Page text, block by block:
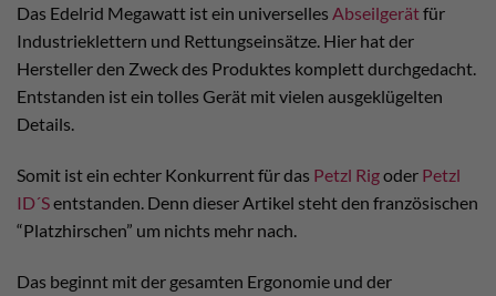
Das Edelrid Megawatt ist ein universelles Abseilgerätfür
Industrieklettern und Rettungseinsätze. Hier hat der
Hersteller den Zweck des Produktes komplett durchgedacht.
Entstanden ist ein tolles Gerät mit vielen ausgeklügelten
Details.
Somit ist ein echter Konkurrent für das Petzl Rigoder Petzl
ID´Sentstanden. Denn dieser Artikel steht den französischen
“Platzhirschen” um nichts mehr nach.
Das beginnt mit der gesamten Ergonomie und der